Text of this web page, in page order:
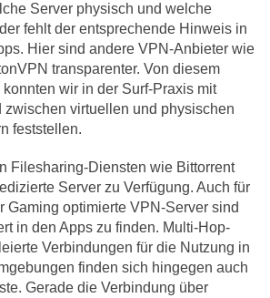
Server physisch und welche
fehlt der entsprechende Hinweis in
Hier sind andere VPN-Anbieter wie
transparenter. Von diesem
wir in der Surf-Praxis mit
zwischen virtuellen und physischen
feststellen.
Filesharing-Diensten wie Bittorrent
Server zu Verfügung. Auch für
Gaming optimierte VPN-Server sind
in den Apps zu finden. Multi-Hop-
Verbindungen für die Nutzung in
finden sich hingegen auch
Gerade die Verbindung über